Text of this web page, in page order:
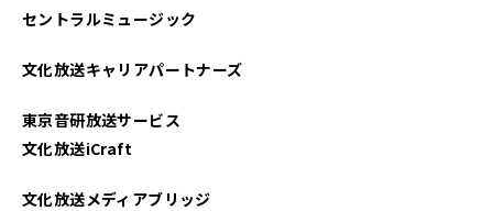
セントラルミュージック
文化放送キャリアパートナーズ
東京音研放送サービス
文化放送iCraft
文化放送メディアブリッジ